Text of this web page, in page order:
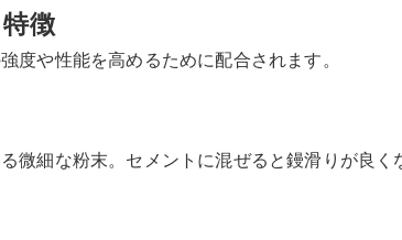
徴
度や性能を高めるために配合されます。
微細な粉末。セメントに混ぜると鏝滑りが良く